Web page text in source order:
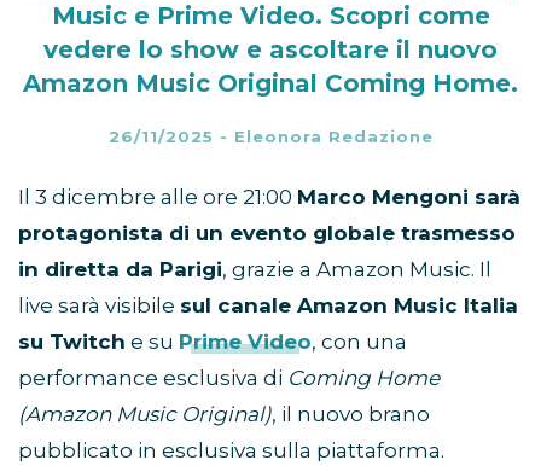
Music e Prime Video. Scopri come
vedere lo show e ascoltare il nuovo
Amazon Music Original Coming Home.
26/11/2025 - Eleonora Redazione
Il 3 dicembre alle ore 21:00 Marco Mengoni sarà
protagonista di un evento globale trasmesso
in diretta da Parigi, grazie a Amazon Music. Il
live sarà visibile sul canale Amazon Music Italia
su Twitch e su Prime Video, con una
performance esclusiva di Coming Home
(Amazon Music Original), il nuovo brano
pubblicato in esclusiva sulla piattaforma.